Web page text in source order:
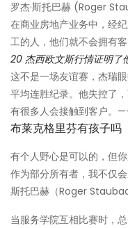
罗杰·斯托巴赫 (Roger
在商业房地产业务中，经
工的人，他们就不会拥有
20 杰西欧文斯行情证明了
这不是一场友谊赛，杰瑞
平均连胜纪录。他失控了
有很多人会接触到客户。
布莱克格里芬有孩子吗
有个人野心是可以的，但
作为部分所有者，我不仅
斯托巴赫（Roger
当服务学院互相比赛时，